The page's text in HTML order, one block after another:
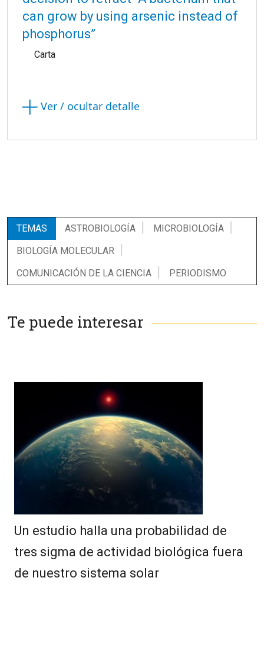
can grow by using arsenic instead of
phosphorus”
Carta
Ver / ocultar detalle
TEMAS ASTROBIOLOGÍA
MICROBIOLOGÍA
BIOLOGÍA MOLECULAR
COMUNICACIÓN DE LA CIENCIA
PERIODISMO
Te puede interesar
Un estudio halla una probabilidad de
tres sigma de actividad biológica fuera
de nuestro sistema solar